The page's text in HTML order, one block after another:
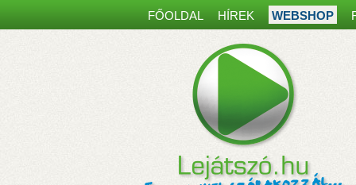
FŐOLDAL HÍREK WEBSHOP